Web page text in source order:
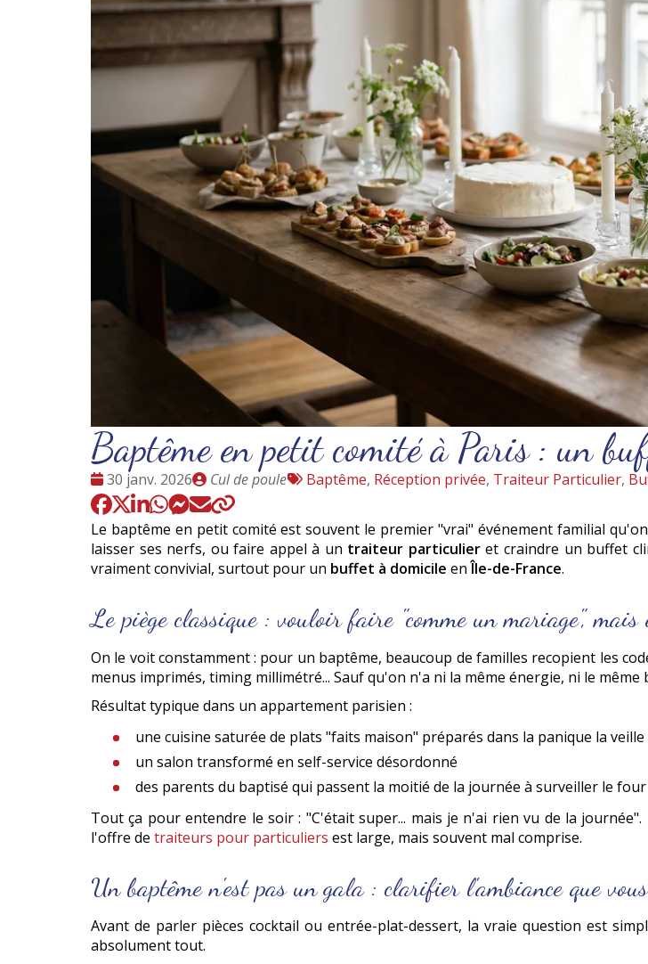
Baptême en petit comité à Paris : un
Date
:
30 janv. 2026
Publié
par
Cul de poule
Tags
Baptême, Réception privée, Traiteur Particulier,
Le baptême en petit comité est souvent le premier "vrai" événement familial
laisser ses nerfs, ou faire appel à un traiteur particulieret craindre un buffet
vraiment convivial, surtout pour un buffet à domicile enÎle-de-France.
Le piège classique : vouloir faire "comme un mariage",
On le voit constamment : pour un baptême, beaucoup de familles recopient les
menus imprimés, timing millimétré... Sauf qu'on n'a ni la même énergie, ni le même
Résultat typique dans un appartement parisien :
une cuisine saturée de plats "faits maison" préparés dans la panique la veille
un salon transformé en self-service désordonné
des parents du baptisé qui passent la moitié de la journée à surveiller le
Tout ça pour entendre le soir : "C'était super... mais je n'ai rien vu de la
l'offre de traiteurs pour particuliers est large, mais souvent mal comprise.
Un baptême n'est pas un gala : clarifier l'ambiance que
Avant de parler pièces cocktail ou entrée-plat-dessert, la vraie question est
absolument tout.